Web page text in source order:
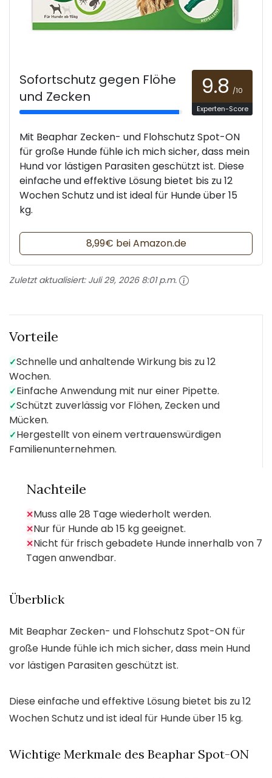
Sofortschutz gegen Flöhe
und Zecken
9.8 /10
Experten-Score
Mit Beaphar Zecken- und Flohschutz Spot-ON
für große Hunde fühle ich mich sicher, dass mein
Hund vor lästigen Parasiten geschützt ist. Diese
einfache und effektive Lösung bietet bis zu 12
Wochen Schutz und ist ideal für Hunde über 15
kg.
8,99€ bei Amazon.de
Zuletzt aktualisiert: Juli 29, 2026 8:01 p.m.
Vorteile
✓Schnelle und anhaltende Wirkung bis zu 12
Wochen.
✓Einfache Anwendung mit nur einer Pipette.
✓Schützt zuverlässig vor Flöhen, Zecken und
Mücken.
✓Hergestellt von einem vertrauenswürdigen
Familienunternehmen.
Nachteile
✕Muss alle 28 Tage wiederholt werden.
✕Nur für Hunde ab 15 kg geeignet.
✕Nicht für frisch gebadete Hunde innerhalb von 7
Tagen anwendbar.
Überblick
Mit Beaphar Zecken- und Flohschutz Spot-ON für
große Hunde fühle ich mich sicher, dass mein Hund
vor lästigen Parasiten geschützt ist.
Diese einfache und effektive Lösung bietet bis zu 12
Wochen Schutz und ist ideal für Hunde über 15 kg.
Wichtige Merkmale des Beaphar Spot-ON